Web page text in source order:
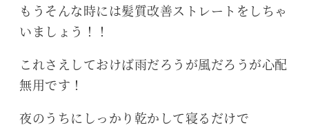
もうそんな時には髪質改善ストレートをしちゃ
いましょう！！
これさえしておけば雨だろうが風だろうが心配
無用です！
夜のうちにしっかり乾かして寝るだけで